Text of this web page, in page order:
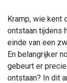
Kramp, wie kent
ontstaan tijdens
einde van een
En belangrijker
gebeurt er
ontstaan? In dit